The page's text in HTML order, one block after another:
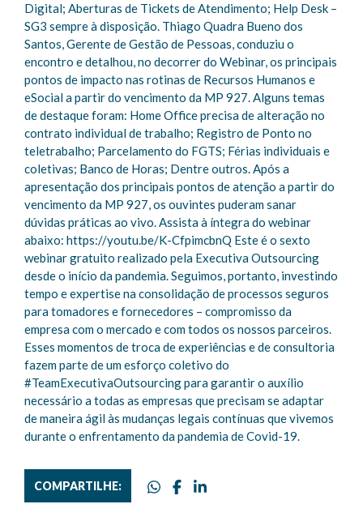
Digital; Aberturas de Tickets de Atendimento; Help Desk –
SG3 sempre à disposição. Thiago Quadra Bueno dos
Santos, Gerente de Gestão de Pessoas, conduziu o
encontro e detalhou, no decorrer do Webinar, os principais
pontos de impacto nas rotinas de Recursos Humanos e
eSocial a partir do vencimento da MP 927. Alguns temas
de destaque foram: Home Office precisa de alteração no
contrato individual de trabalho; Registro de Ponto no
teletrabalho; Parcelamento do FGTS; Férias individuais e
coletivas; Banco de Horas; Dentre outros. Após a
apresentação dos principais pontos de atenção a partir do
vencimento da MP 927, os ouvintes puderam sanar
dúvidas práticas ao vivo. Assista à íntegra do webinar
abaixo: https://youtu.be/K-CfpimcbnQ Este é o sexto
webinar gratuito realizado pela Executiva Outsourcing
desde o início da pandemia. Seguimos, portanto, investindo
tempo e expertise na consolidação de processos seguros
para tomadores e fornecedores – compromisso da
empresa com o mercado e com todos os nossos parceiros.
Esses momentos de troca de experiências e de consultoria
fazem parte de um esforço coletivo do
#TeamExecutivaOutsourcing para garantir o auxílio
necessário a todas as empresas que precisam se adaptar
de maneira ágil às mudanças legais contínuas que vivemos
durante o enfrentamento da pandemia de Covid-19.
COMPARTILHE: